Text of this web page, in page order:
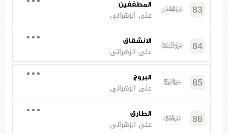
83 المطففين
علي الزهراني
84 الانشقاق
علي الزهراني
85 البروج
علي الزهراني
86 الطارق
علي الزهراني